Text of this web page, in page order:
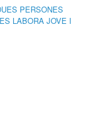
PERSONES
LABORA JOVE I